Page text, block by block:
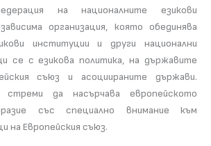
на националните езикови
организация, която обединява
институции и други национални
се с езикова политика, на държавите
съюз и асоциираните държави.
да насърчава европейското
със специално внимание към
на Европейския съюз.